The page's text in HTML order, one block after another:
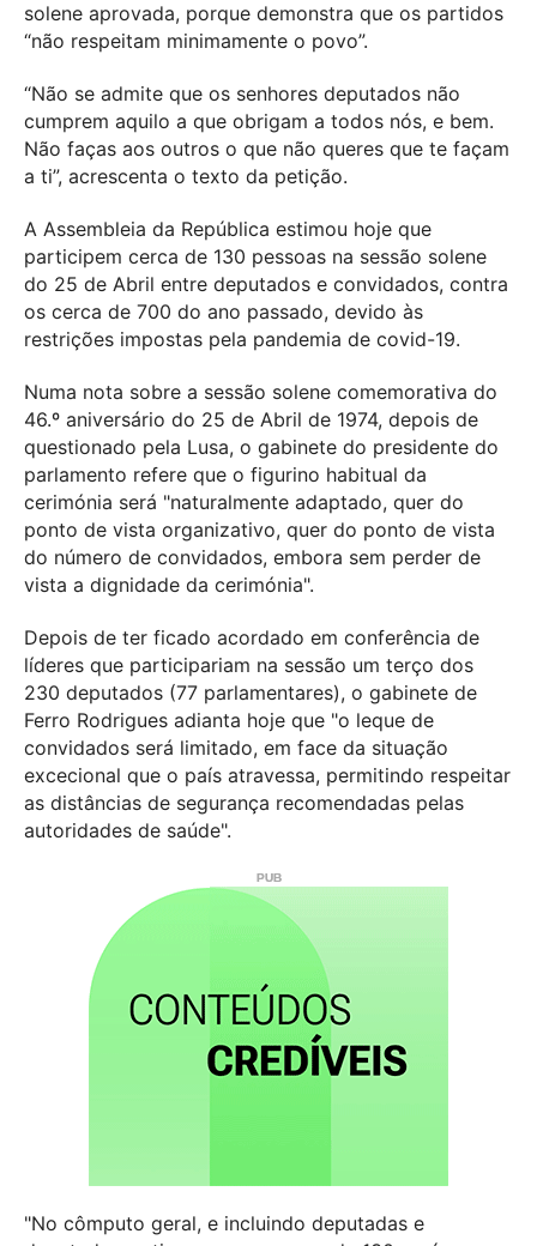
solene aprovada, porque demonstra que os partidos
“não respeitam minimamente o povo”.
“Não se admite que os senhores deputados não
cumprem aquilo a que obrigam a todos nós, e bem.
Não faças aos outros o que não queres que te façam
a ti”, acrescenta o texto da petição.
A Assembleia da República estimou hoje que
participem cerca de 130 pessoas na sessão solene
do 25 de Abril entre deputados e convidados, contra
os cerca de 700 do ano passado, devido às
restrições impostas pela pandemia de covid-19.
Numa nota sobre a sessão solene comemorativa do
46.º aniversário do 25 de Abril de 1974, depois de
questionado pela Lusa, o gabinete do presidente do
parlamento refere que o figurino habitual da
cerimónia será "naturalmente adaptado, quer do
ponto de vista organizativo, quer do ponto de vista
do número de convidados, embora sem perder de
vista a dignidade da cerimónia".
Depois de ter ficado acordado em conferência de
líderes que participariam na sessão um terço dos
230 deputados (77 parlamentares), o gabinete de
Ferro Rodrigues adianta hoje que "o leque de
convidados será limitado, em face da situação
excecional que o país atravessa, permitindo respeitar
as distâncias de segurança recomendadas pelas
autoridades de saúde".
"No cômputo geral, e incluindo deputadas e